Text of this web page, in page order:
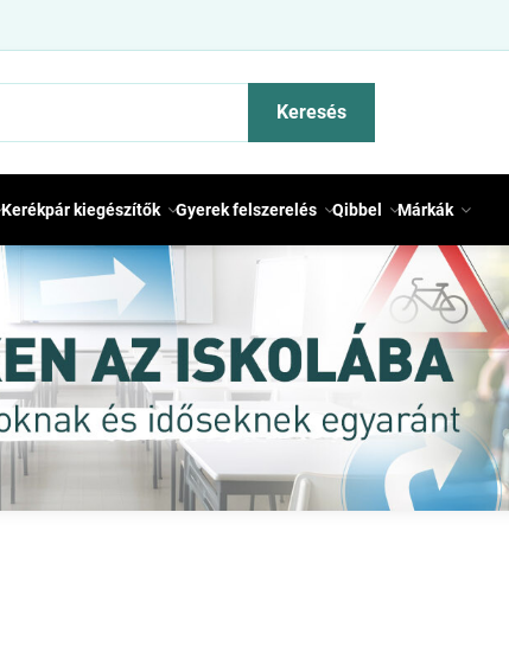
Keresés
Kerékpár kiegészítők Gyerek felszerelés Qibbel Márkák